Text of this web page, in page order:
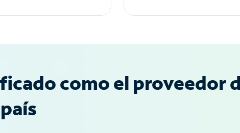
como el proveedor